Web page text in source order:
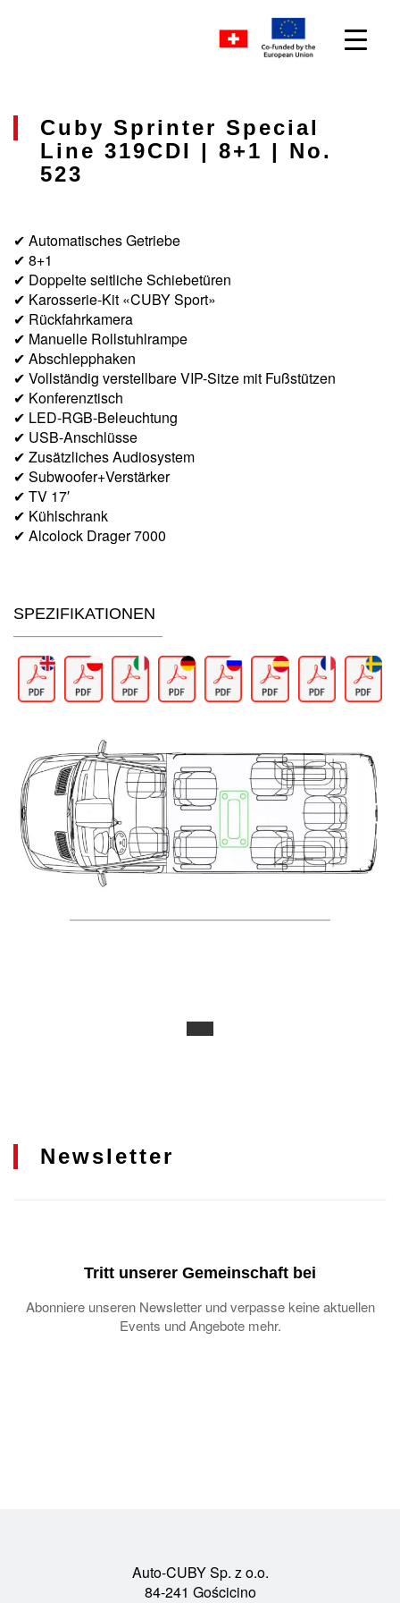
Cuby Sprinter Special
Line 319CDI | 8+1 | No.
523
✔ Automatisches Getriebe
✔ 8+1
✔ Doppelte seitliche Schiebetüren
✔ Karosserie-Kit «CUBY Sport»
✔ Rückfahrkamera
✔ Manuelle Rollstuhlrampe
✔ Abschlepphaken
✔ Vollständig verstellbare VIP-Sitze mit Fußstützen
✔ Konferenztisch
✔ LED-RGB-Beleuchtung
✔ USB-Anschlüsse
✔ Zusätzliches Audiosystem
✔ Subwoofer+Verstärker
✔ TV 17′
✔ Kühlschrank
✔ Alcolock Drager 7000
SPEZIFIKATIONEN
Newsletter
Tritt unserer Gemeinschaft bei
Abonniere unseren Newsletter und verpasse keine aktuellen
Events und Angebote mehr.
Auto-CUBY Sp. z o.o.
84-241 Gościcino